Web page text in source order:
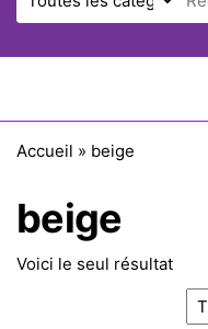
Accueil » beige
beige
Voici le seul résultat